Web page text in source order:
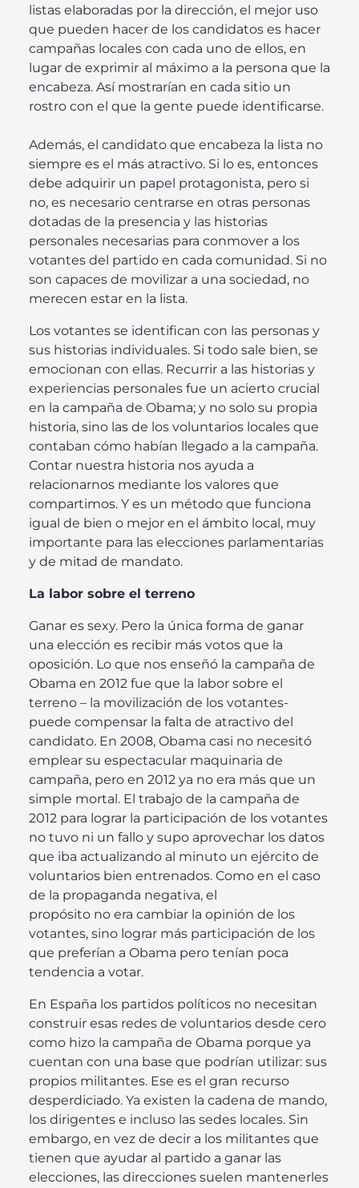
listas elaboradas por la dirección, el mejor uso
que pueden hacer de los candidatos es hacer
campañas locales con cada uno de ellos, en
lugar de exprimir al máximo a la persona que la
encabeza. Así mostrarían en cada sitio un
rostro con el que la gente puede identificarse.
Además, el candidato que encabeza la lista no
siempre es el más atractivo. Si lo es, entonces
debe adquirir un papel protagonista, pero si
no, es necesario centrarse en otras personas
dotadas de la presencia y las historias
personales necesarias para conmover a los
votantes del partido en cada comunidad. Si no
son capaces de movilizar a una sociedad, no
merecen estar en la lista.
Los votantes se identifican con las personas y
sus historias individuales. Si todo sale bien, se
emocionan con ellas. Recurrir a las historias y
experiencias personales fue un acierto crucial
en la campaña de Obama; y no solo su propia
historia, sino las de los voluntarios locales que
contaban cómo habían llegado a la campaña.
Contar nuestra historia nos ayuda a
relacionarnos mediante los valores que
compartimos. Y es un método que funciona
igual de bien o mejor en el ámbito local, muy
importante para las elecciones parlamentarias
y de mitad de mandato.
La labor sobre el terreno
Ganar es sexy. Pero la única forma de ganar
una elección es recibir más votos que la
oposición. Lo que nos enseñó la campaña de
Obama en 2012 fue que la labor sobre el
terreno – la movilización de los votantes-
puede compensar la falta de atractivo del
candidato. En 2008, Obama casi no necesitó
emplear su espectacular maquinaria de
campaña, pero en 2012 ya no era más que un
simple mortal. El trabajo de la campaña de
2012 para lograr la participación de los votantes
no tuvo ni un fallo y supo aprovechar los datos
que iba actualizando al minuto un ejército de
voluntarios bien entrenados. Como en el caso
de la propaganda negativa, el
propósito no era cambiar la opinión de los
votantes, sino lograr más participación de los
que preferían a Obama pero tenían poca
tendencia a votar.
En España los partidos políticos no necesitan
construir esas redes de voluntarios desde cero
como hizo la campaña de Obama porque ya
cuentan con una base que podrían utilizar: sus
propios militantes. Ese es el gran recurso
desperdiciado. Ya existen la cadena de mando,
los dirigentes e incluso las sedes locales. Sin
embargo, en vez de decir a los militantes que
tienen que ayudar al partido a ganar las
elecciones, las direcciones suelen mantenerles